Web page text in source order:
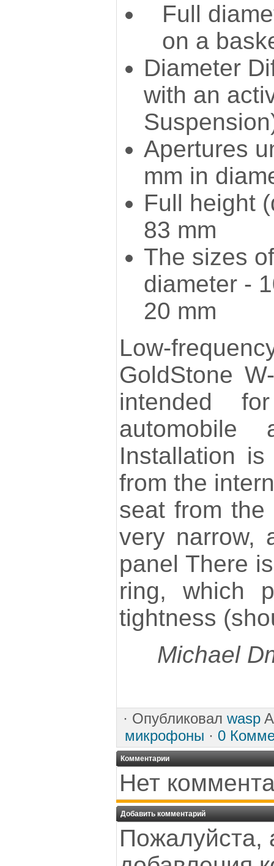
Full
on a
Diameter
with an
Apertures
mm in
Full height
83 mm
The sizes
diameter -
20 mm
Low-
GoldStone
intended
automobile
Installation
from the
seat from
very narrow,
panel There
ring, which
tightness
Michael
· Опубликовал wasp
микрофоны · 0
Комментарии
Нет
Добавить комментарий
Пожалуйста,